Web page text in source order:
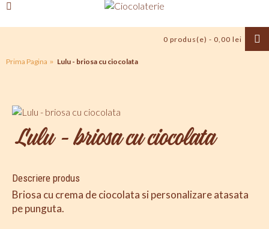
0 produs(e) - 0,00 lei
Prima Pagina Lulu - briosa cu ciocolata
Lulu - briosa cu ciocolata
Descriere produs
Briosa cu crema de ciocolata si personalizare atasata
pe punguta.